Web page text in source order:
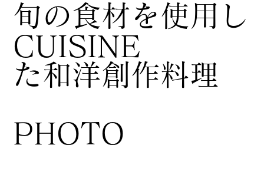
CUISINE
​旬の食材を使用し
た和洋創作料理
​PHOTO